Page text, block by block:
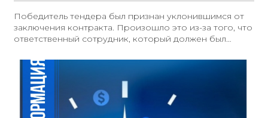
Победитель тендера был признан уклонившимся от
заключения контракта. Произошло это из-за того, что
ответственный сотрудник, который должен был
заболевания и не уведомил руководство о
необходимости подписания. В итоге, срок для
подписания контракта был пропущен. Контролеры
включили данную информацию в Реестр
недобросовестных поставщиков (РНП). Верховный